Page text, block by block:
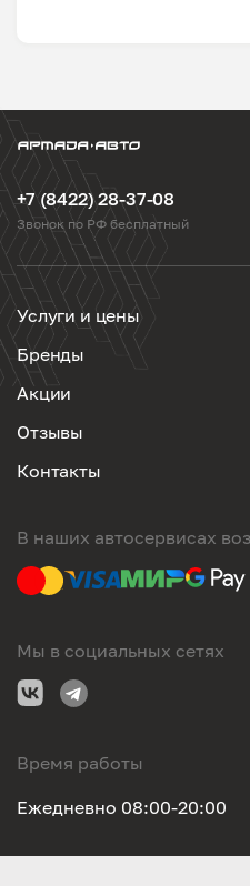
+7 (8422) 28-37-08
Звонок по РФ бесплатный
Услуги и цены
Бренды
Акции
Отзывы
Контакты
В наших автосервисах
Мы в социальных сетях
Время работы
Ежедневно 08:00-20:00